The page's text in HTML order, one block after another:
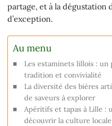
partage, et à la dégustation
d’exception.
Au menu
Les estaminets lillois :
tradition et convivialité
La diversité des bières
de saveurs à explorer
Apéritifs et tapas à Lille :
découvrir la culture locale